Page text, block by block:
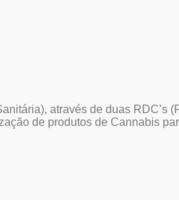
através de duas RDC’s
de produtos de Cannabis